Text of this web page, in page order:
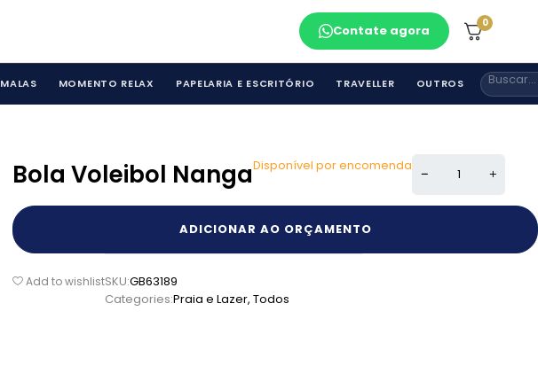
Contate agora 0
MALAS MOMENTO RELAX PAPELARIA E ESCRITÓRIO TRAVELLER OUTROS
Bola Voleibol NangaDisponível por encomenda
ADICIONAR AO ORÇAMENTO
Add to wishlistSKU:GB63189
Categories:Praia e Lazer, Todos